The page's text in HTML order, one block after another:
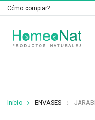
Cómo comprar?
Inicio ENVASES